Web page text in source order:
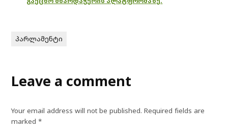
პარლამენტი
Leave a comment
Your email address will not be published. Required fields are
marked*